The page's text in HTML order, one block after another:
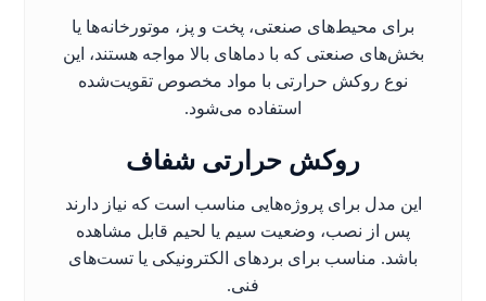
برای محیط‌های صنعتی، پخت و پز، موتورخانه‌ها یا
بخش‌های صنعتی که با دماهای بالا مواجه هستند، این
نوع روکش حرارتی با مواد مخصوص تقویت‌شده
استفاده می‌شود.
روکش حرارتی شفاف
این مدل برای پروژه‌هایی مناسب است که نیاز دارند
پس از نصب، وضعیت سیم یا لحیم قابل مشاهده
باشد. مناسب برای بردهای الکترونیکی یا تست‌های
فنی.